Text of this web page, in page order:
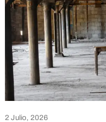
2 Julio, 2026